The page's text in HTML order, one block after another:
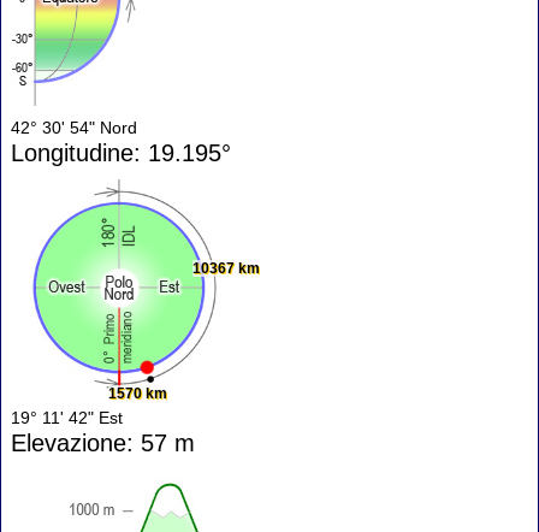
42° 30' 54" Nord
Longitudine: 19.195°
1570 km
10367 km
19° 11' 42" Est
Elevazione: 57 m